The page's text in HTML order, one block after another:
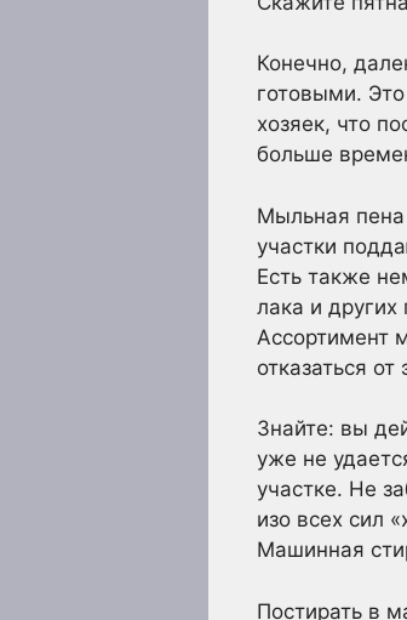
Конечно,
готовыми.
хозяек, что
больше
Мыльная пена
участки
Есть также
лака и других
Ассортимент
отказаться
Знайте: вы
уже не
участке. Не
изо всех сил
Машинная
Постирать в